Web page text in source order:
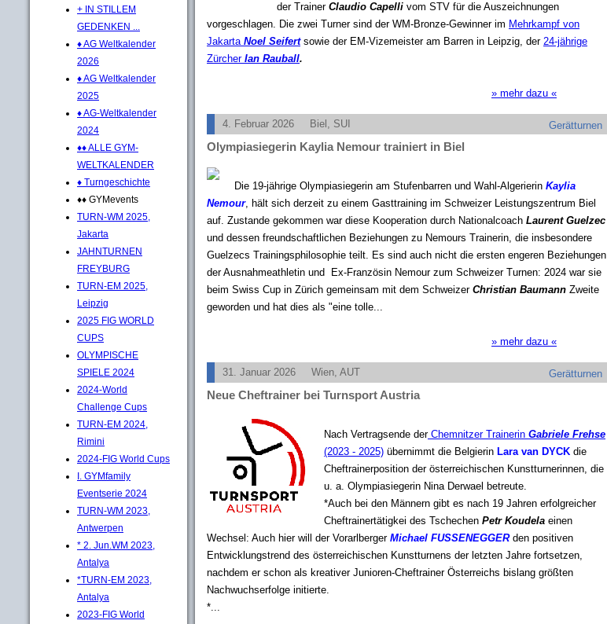
+ IN STILLEM
GEDENKEN ...
♦ AG Weltkalender
2026
♦ AG Weltkalender
2025
♦ AG-Weltkalender
2024
♦♦ ALLE GYM-
WELTKALENDER
♦ Turngeschichte
♦♦ GYMevents
TURN-WM 2025,
Jakarta
JAHNTURNEN
FREYBURG
TURN-EM 2025,
Leipzig
2025 FIG WORLD
CUPS
OLYMPISCHE
SPIELE 2024
2024-World
Challenge Cups
TURN-EM 2024,
Rimini
2024-FIG World Cups
I. GYMfamily
Eventserie 2024
TURN-WM 2023,
Antwerpen
* 2. Jun.WM 2023,
Antalya
*TURN-EM 2023,
Antalya
2023-FIG World
der Trainer Claudio Capelli vom STV für die Auszeichnungen
vorgeschlagen. Die zwei Turner sind der WM-Bronze-Gewinner im Mehrkampf von
Jakarta Noel Seifertsowie der EM-Vizemeister am Barren in Leipzig, der 24-jährige
Zürcher Ian Rauball.
» mehr dazu «
4. Februar 2026 Biel, SUI Gerätturnen
Olympiasiegerin Kaylia Nemour trainiert in Biel
Die 19-jährige Olympiasiegerin am Stufenbarren und Wahl-Algerierin Kaylia
Nemour, hält sich derzeit zu einem Gasttraining im Schweizer Leistungszentrum Biel
auf. Zustande gekommen war diese Kooperation durch Nationalcoach Laurent Guelzec
und dessen freundschaftlichen Beziehungen zu Nemours Trainerin, die insbesondere
Guelzecs Trainingsphilosophie teilt. Es sind auch nicht die ersten engeren Beziehungen
der Ausnahmeathletin und Ex-Französin Nemour zum Schweizer Turnen: 2024 war sie
beim Swiss Cup in Zürich gemeinsam mit dem Schweizer Christian Baumann Zweite
geworden und hat dies als "eine tolle...
» mehr dazu «
31. Januar 2026 Wien, AUT Gerätturnen
Neue Cheftrainer bei Turnsport Austria
Nach Vertragsende derChemnitzer Trainerin Gabriele Frehse
(2023 - 2025) übernimmt die Belgierin Lara van DYCK die
Cheftrainerposition der österreichischen Kunstturnerinnen, die
u. a. Olympiasiegerin Nina Derwael betreute.
*Auch bei den Männern gibt es nach 19 Jahren erfolgreicher
Cheftrainertätigkei des Tschechen Petr Koudela einen
Wechsel: Auch hier will der Vorarlberger Michael FUSSENEGGERden positiven
Entwicklungstrend des österreichischen Kunstturnens der letzten Jahre fortsetzen,
nachdem er schon als kreativer Junioren-Cheftrainer Österreichs bislang größten
Nachwuchserfolge initierte.
*...